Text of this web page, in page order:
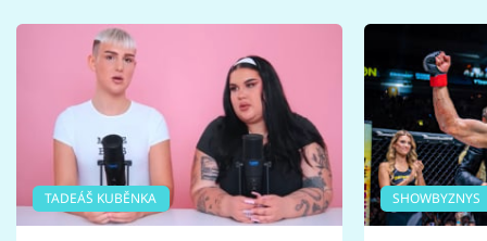
TADEÁŠ KUBĚNKA SHOWBYZNYS